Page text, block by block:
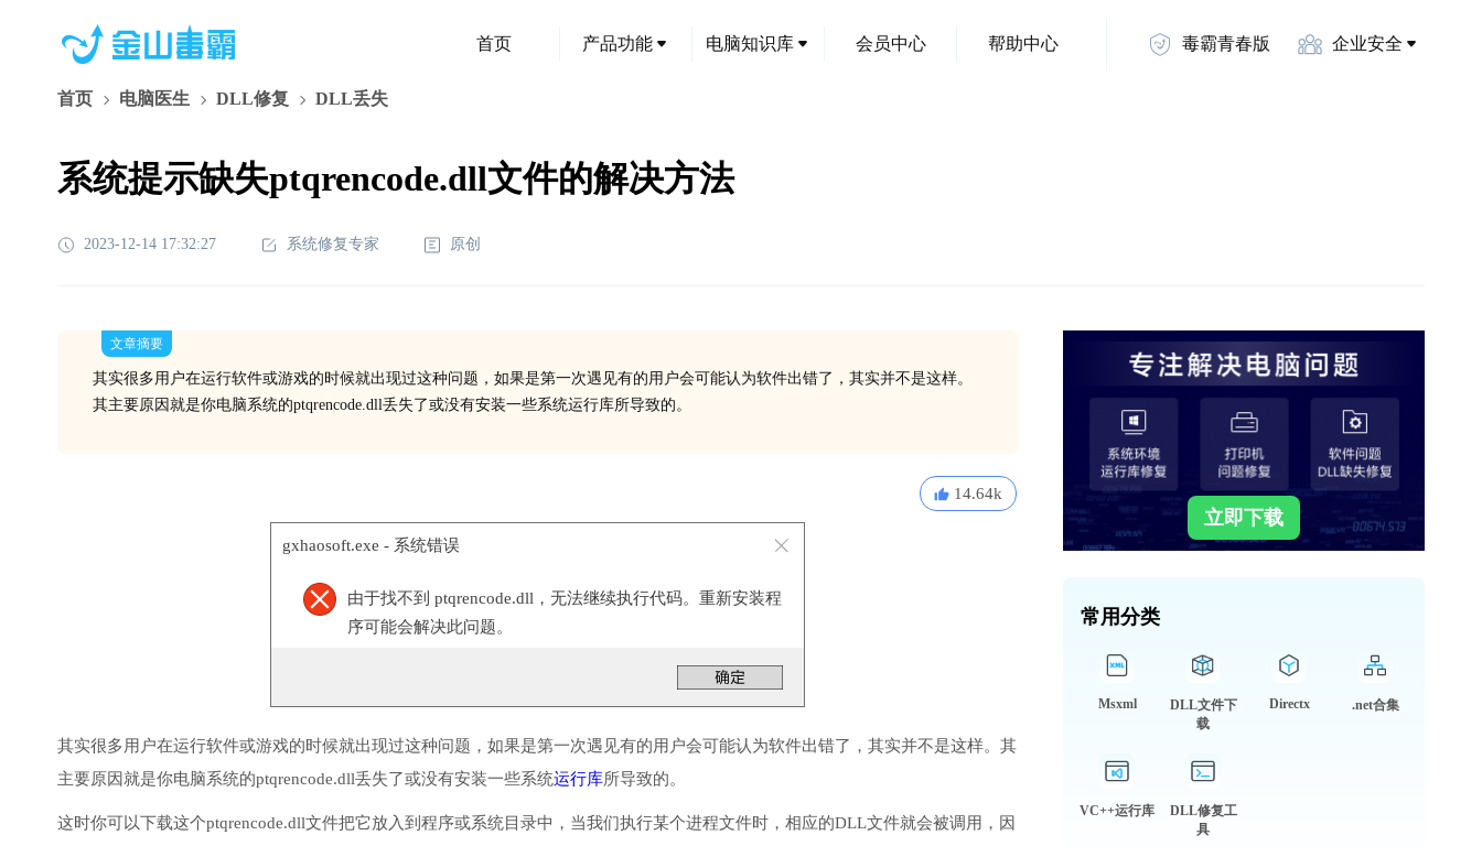
首页 产品功能 电脑知识库 会员中心 帮助中心 毒霸青春版 企业安全
首页 电脑医生 DLL修复 DLL丢失
系统提示缺失ptqrencode.dll文件的解决方法
2023-12-14 17:32:27 系统修复专家 原创
文章摘要
其实很多用户在运行软件或游戏的时候就出现过这种问题，如果是第一次遇见有的用户会可能认为软件出错了，其实并不是这样。
其主要原因就是你电脑系统的ptqrencode.dll丢失了或没有安装一些系统运行库所导致的。
14.64k
gxhaosoft.exe - 系统错误
由于找不到 ptqrencode.dll，无法继续执行代码。重新安装程
序可能会解决此问题。
其实很多用户在运行软件或游戏的时候就出现过这种问题，如果是第一次遇见有的用户会可能认为软件出错了，其实并不是这样。其
主要原因就是你电脑系统的ptqrencode.dll丢失了或没有安装一些系统运行库所导致的。
这时你可以下载这个ptqrencode.dll文件把它放入到程序或系统目录中，当我们执行某个进程文件时，相应的DLL文件就会被调用，因
立即下载
常用分类
Msxml
DLL文件下
载
Directx .net合集
VC++运行库
DLL修复工
具